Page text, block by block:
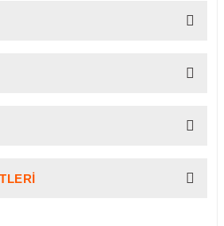
ürün açıklamalarında ve diğer